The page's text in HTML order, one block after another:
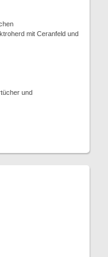
mit Ceranfeld und
und